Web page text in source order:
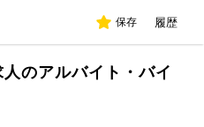
保存 履歴
のアルバイト・バイ